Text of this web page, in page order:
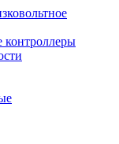
контроллеры